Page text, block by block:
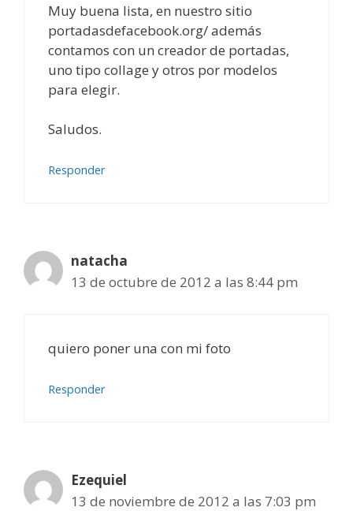
Muy buena lista, en nuestro sitio
portadasdefacebook.org/ además
contamos con un creador de portadas,
uno tipo collage y otros por modelos
para elegir.
Saludos.
Responder
natacha
13 de octubre de 2012 a las 8:44 pm
quiero poner una con mi foto
Responder
Ezequiel
13 de noviembre de 2012 a las 7:03 pm